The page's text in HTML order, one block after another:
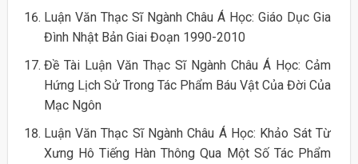
Luận Văn Thạc Sĩ Ngành Châu Á Học: Giáo Dục Gia
Đình Nhật Bản Giai Đoạn 1990-2010
Đề Tài Luận Văn Thạc Sĩ Ngành Châu Á Học: Cảm
Hứng Lịch Sử Trong Tác Phẩm Báu Vật Của Đời Của
Mạc Ngôn
Luận Văn Thạc Sĩ Ngành Châu Á Học: Khảo Sát Từ
Xưng Hô Tiếng Hàn Thông Qua Một Số Tác Phẩm